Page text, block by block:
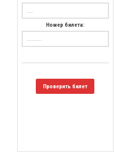
Номер билета:
Проверить билет